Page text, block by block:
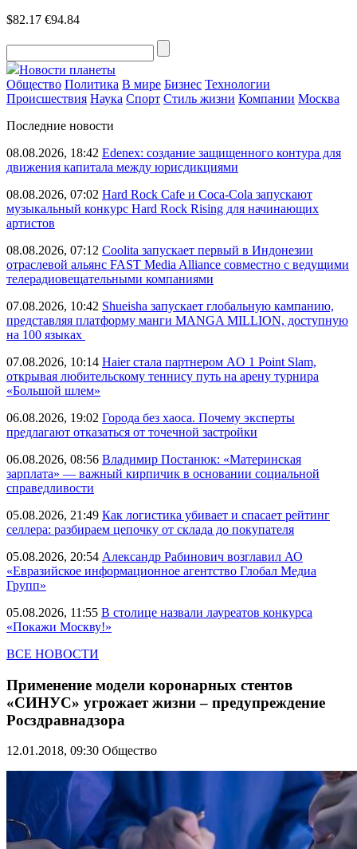
$82.17 €94.84
Новости планеты
Общество Политика В мире Бизнес Технологии
Происшествия Наука Спорт Стиль жизни Компании Москва
Последние новости
08.08.2026, 18:42 Edenex: создание защищенного контура для
движения капитала между юрисдикциями
08.08.2026, 07:02 Hard Rock Cafe и Coca-Cola запускают
музыкальный конкурс Hard Rock Rising для начинающих
артистов
08.08.2026, 07:12 Coolita запускает первый в Индонезии
отраслевой альянс FAST Media Alliance совместно с ведущими
телерадиовещательными компаниями
07.08.2026, 10:42 Shueisha запускает глобальную кампанию,
представляя платформу манги MANGA MILLION, доступную
на 100 языках
07.08.2026, 10:14 Haier стала партнером AO 1 Point Slam,
открывая любительскому теннису путь на арену турнира
«Большой шлем»
06.08.2026, 19:02 Города без хаоса. Почему эксперты
предлагают отказаться от точечной застройки
06.08.2026, 08:56 Владимир Постанюк: «Материнская
зарплата» — важный кирпичик в основании социальной
справедливости
05.08.2026, 21:49 Как логистика убивает и спасает рейтинг
селлера: разбираем цепочку от склада до покупателя
05.08.2026, 20:54 Александр Рабинович возглавил АО
«Евразийское информационное агентство Глобал Медиа
Групп»
05.08.2026, 11:55 В столице назвали лауреатов конкурса
«Покажи Москву!»
ВСЕ НОВОСТИ
Применение модели коронарных стентов
«СИНУС» угрожает жизни – предупреждение
Росздравнадзора
12.01.2018, 09:30 Общество